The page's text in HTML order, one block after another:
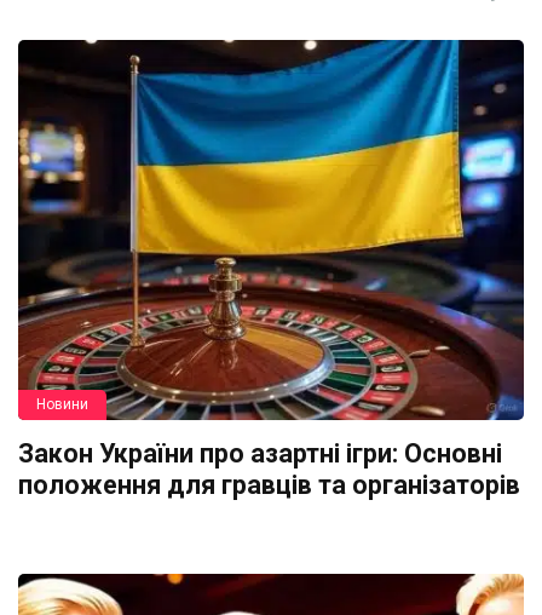
Новини
Закон України про азартні ігри: Основні
положення для гравців та організаторів